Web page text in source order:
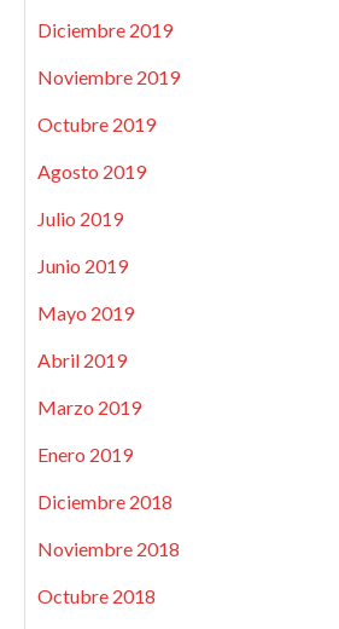
Diciembre 2019
Noviembre 2019
Octubre 2019
Agosto 2019
Julio 2019
Junio 2019
Mayo 2019
Abril 2019
Marzo 2019
Enero 2019
Diciembre 2018
Noviembre 2018
Octubre 2018